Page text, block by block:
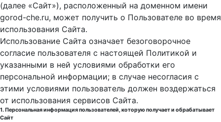
(далее «Сайт»), расположенный на доменном имени
gorod-che.ru, может получить о Пользователе во время
использования Cайта.
Использование Сайта означает безоговорочное
согласие пользователя с настоящей Политикой и
указанными в ней условиями обработки его
персональной информации; в случае несогласия с
этими условиями пользователь должен воздержаться
от использования сервисов Сайта.
1. Персональная информация пользователей, которую получает и обрабатывает
Сайт